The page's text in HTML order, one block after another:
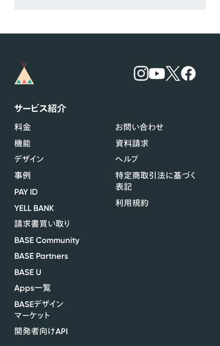
サービス紹介
料金
機能
デザイン
事例
PAY ID
YELL BANK
請求書買い取り
BASE Community
BASE Partners
BASE U
Apps一覧
BASEデザイン
マーケット
開発者向けAPI
お問い合わせ
資料請求
ヘルプ
特定商取引法に基づく
表記
利用規約